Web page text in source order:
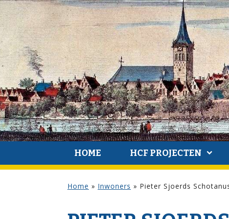
HOME HCF PROJECTEN
Home » Inwoners » Pieter Sjoerds